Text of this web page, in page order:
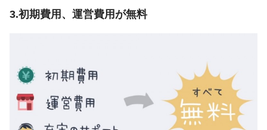
3.初期費用、運営費用が無料